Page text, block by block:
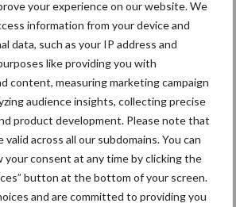
your experience on our website. We
information from your device and
data, such as your IP address and
like providing you with
content, measuring marketing campaign
audience insights, collecting precise
product development. Please note that
across all our subdomains. You can
your consent at any time by clicking the
button at the bottom of your screen.
and are committed to providing you
voor jou!
ForFarmers ziet volume en
marktaandeel groeien in
krimpende Nederlandse
markt